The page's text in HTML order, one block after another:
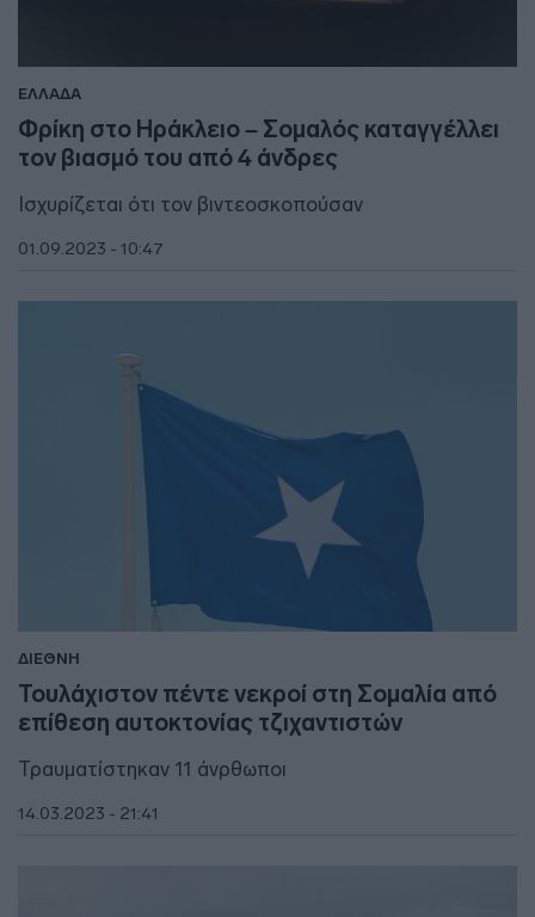
ΕΛΛΑΔΑ
Φρίκη στο Ηράκλειο – Σομαλός καταγγέλλει
τον βιασμό του από 4 άνδρες
Ισχυρίζεται ότι τον βιντεοσκοπούσαν
01.09.2023 - 10:47
ΔΙΕΘΝΗ
Τουλάχιστον πέντε νεκροί στη Σομαλία από
επίθεση αυτοκτονίας τζιχαντιστών
Τραυματίστηκαν 11 άνρθωποι
14.03.2023 - 21:41